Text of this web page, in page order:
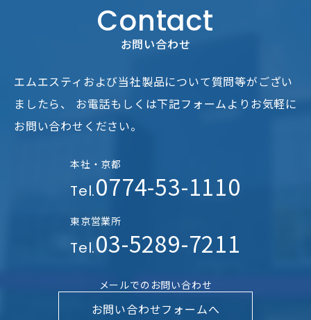
お問い合わせ
Contact
エムエスティおよび当社製品について質問等がござい
ましたら、
お電話もしくは下記フォームよりお気軽に
お問い合わせください。
本社・京都
Tel.0774-53-1110
東京営業所
Tel.03-5289-7211
メールでのお問い合わせ
お問い合わせフォームへ